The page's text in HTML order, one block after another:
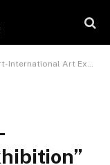
Exhibition” үзэсгэлэн зохиогдоно